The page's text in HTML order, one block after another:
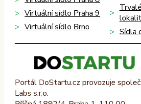
Virtuální sídlo Praha 9
Virtuální sídlo Brno
Sídla
Portál DoStartu.cz provozuje
Labs s.r.o.